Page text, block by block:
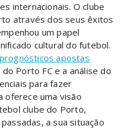
internacionais. O clube
através dos seus êxitos
um papel
cultural do futebol.
prognósticos apostas
Porto FC e a análise do
para fazer
oferece uma visão
clube do Porto,
a sua situação